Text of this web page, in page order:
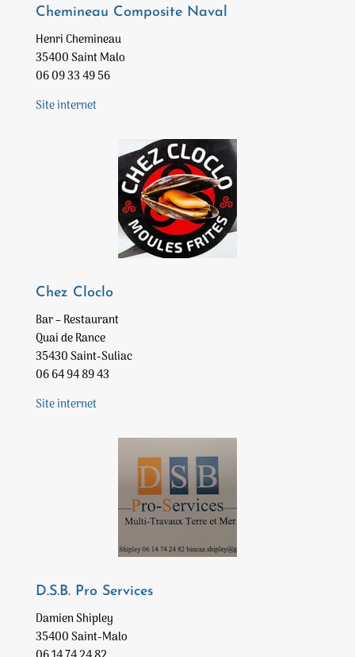
Chemineau Composite Naval
Henri Chemineau
35400 Saint Malo
06 09 33 49 56
Site internet
Chez Cloclo
Bar – Restaurant
Quai de Rance
35430 Saint-Suliac
06 64 94 89 43
Site internet
D.S.B. Pro Services
Damien Shipley
35400 Saint-Malo